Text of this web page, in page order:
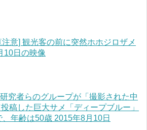
注意] 観光客の前に突然ホホジロザメ
10日の映像
究者らのグループが「撮影された中
稿した巨大サメ「ディープブルー」
年齢は50歳 2015年8月10日